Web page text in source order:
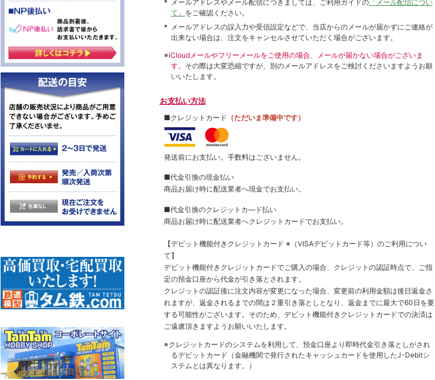
メールアドレスやメール配信につきましては、ご利用ガイドの「メール配信につい
て」 をご確認ください。
メールアドレスの誤入力や受信設定などで、当店からのメールが届かずにご連絡が
出来ない場合は、注文をキャンセルさせていただく場合がございます。
※iCloudメールやフリーメールをご使用の場合、メールが届かない場合がございま
す。 その際は大変恐縮ですが、別のメールアドレスをご検討くださいますようお願
いいたします。
お支払い方法
■クレジットカード （ただいま準備中です）
発送前にお支払い。手数料はございません。
■代金引換の現金払い
商品お届け時に配送業者へ現金でお支払い。
■代金引換のクレジットカ―ド払い
商品お届け時に配送業者へクレジットカードでお支払い。
【デビット機能付きクレジットカード ※（VISAデビットカード等） のご利用につい
て】
デビット機能付きクレジットカードでご購入の場合、クレジットの認証時点で、ご指
定の預金口座から代金が引き落とされます。
クレジットの認証後に注文内容が変更になった場合、変更前の利用金額は後日返金さ
れますが、返金されるまでの間は２重引き落としとなり、返金までに最大で60日を要
する可能性がございます。そのため、デビット機能付きクレジットカードでの決済は
ご遠慮頂きますようお願いいたします。
※クレジットカードのシステムを利用して、預金口座より即時代金引き落としがされ
るデビットカード（金融機関で発行されたキャッシュカードを使用したJ-Debitシ
ステムとは異なります。）